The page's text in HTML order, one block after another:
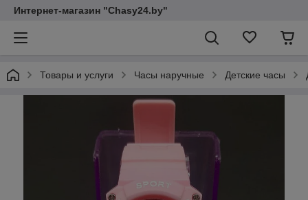
Интернет-магазин "Chasy24.by"
Товары и услуги Часы наручные Детские часы